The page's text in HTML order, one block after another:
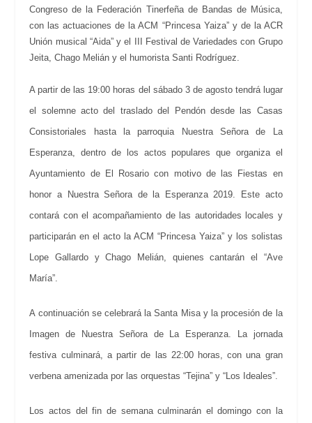
Congreso de la Federación Tinerfeña de Bandas de Música,
con las actuaciones de la ACM “Princesa Yaiza” y de la ACR
Unión musical “Aida” y el III Festival de Variedades con Grupo
Jeita, Chago Melián y el humorista Santi Rodríguez.
A partir de las 19:00 horas del sábado 3 de agosto tendrá lugar
el solemne acto del traslado del Pendón desde las Casas
Consistoriales hasta la parroquia Nuestra Señora de La
Esperanza, dentro de los actos populares que organiza el
Ayuntamiento de El Rosario con motivo de las Fiestas en
honor a Nuestra Señora de la Esperanza 2019. Este acto
contará con el acompañamiento de las autoridades locales y
participarán en el acto la ACM “Princesa Yaiza” y los solistas
Lope Gallardo y Chago Melián, quienes cantarán el “Ave
María”.
A continuación se celebrará la Santa Misa y la procesión de la
Imagen de Nuestra Señora de La Esperanza. La jornada
festiva culminará, a partir de las 22:00 horas, con una gran
verbena amenizada por las orquestas “Tejina” y “Los Ideales”.
Los actos del fin de semana culminarán el domingo con la